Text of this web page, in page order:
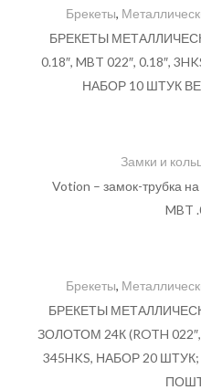
Брекеты,
БРЕКЕТЫ
0.18″, MBT 022″, 0.18″,
НАБОР 10 ШТУК
Замки и
Votion – замок-трубка
MBT
Брекеты,
БРЕКЕТЫ
ЗОЛОТОМ 24К (ROTH 022″,
345HKS, НАБОР 20